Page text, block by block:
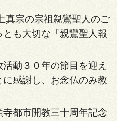
真宗の宗祖親鸞聖人のご
も大切な「親鸞聖人報
動３０年の節目を迎え
感謝し、お念仏のみ教
寺都市開教三十周年記念